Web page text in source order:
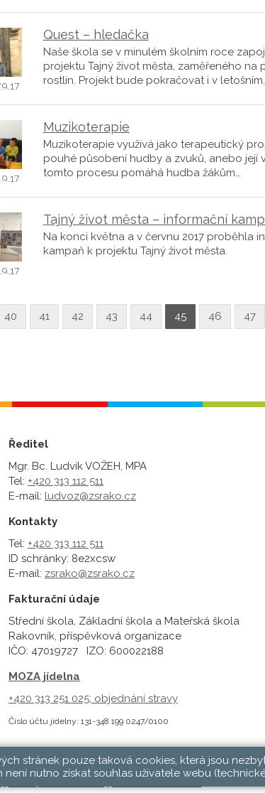
Quest – hledačka
Naše škola se v minulém školním roce
projektu Tajný život města, zaměřeného na
rostlin. Projekt bude pokračovat i v
Muzikoterapie
Muzikoterapie využívá jako terapeutický
pouhé působení hudby a zvuků, anebo její
tomto procesu pomáhá hudba žákům…
Tajný život města – informační
Na konci května a v červnu 2017 proběhla
kampaň k projektu Tajný život města.
40 41 42 43 44 45 46 47
Ředitel
Mgr. Bc. Ludvík VOŽEH, MPA
Tel: +420 313 112 511
E-mail: ludvoz@zsrako.cz
Kontakty
Tel: +420 313 112 511
ID schránky: 8e2xcsw
E-mail: zsrako@zsrako.cz
Fakturační údaje
Střední škola, Základní škola a Mateřská škola
Rakovník, příspěvková organizace
IČO: 47019727 IZO: 600022188
MOZA jídelna
+420 313 251 025; objednání stravy
Číslo účtu jídelny: 131-348 199 0247/0100
stránek pouze taková cookies, která jsou
nutno získat souhlas uživatele webu